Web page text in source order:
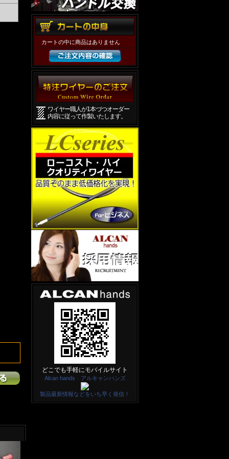
カートの中に商品はありません
ワイヤー職人が1本づつオーダー
内容に従って作製いたします。
どこでも手軽にモバイルサイト
Alcan hands アルキャンハンズ
製品最新情報などをいち早く発信！